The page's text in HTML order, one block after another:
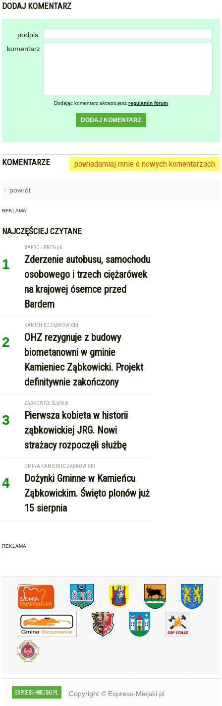
DODAJ KOMENTARZ
podpis
komentarz
Dodając komentarz akceptujesz regulamin forum
DODAJ KOMENTARZ
KOMENTARZE powiadamiaj mnie o nowych komentarzach
powrót
REKLAMA
NAJCZĘŚCIEJ CZYTANE
1
BARDO / PRZYŁĘK
Zderzenie autobusu, samochodu
osobowego i trzech ciężarówek
na krajowej ósemce przed
Bardem
2
KAMIENIEC ZĄBKOWICKI
OHZ rezygnuje z budowy
biometanowni w gminie
Kamieniec Ząbkowicki. Projekt
definitywnie zakończony
3
ZĄBKOWICE ŚLĄSKIE
Pierwsza kobieta w historii
ząbkowickiej JRG. Nowi
strażacy rozpoczęli służbę
4
GMINA KAMIENIEC ZĄBKOWICKI
Dożynki Gminne w Kamieńcu
Ząbkowickim. Święto plonów już
15 sierpnia
REKLAMA
Copyright © Express-Miejski.pl